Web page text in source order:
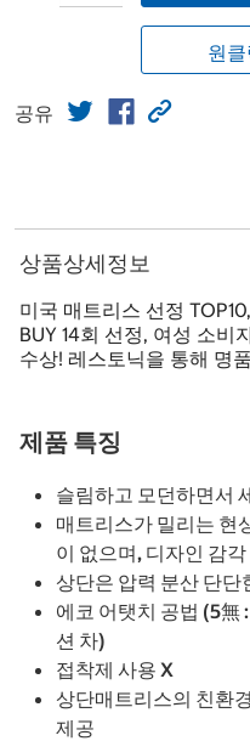
원
공유
상품상세정보
미국 매트리스 선정
BUY 14회 선정, 여성 소비
수상! 레스토닉을 통해 명
제품 특징
슬림하고 모던하면서
매트리스가 밀리는 현
이 없으며, 디자인 감각
상단은 압력 분산 단단
에코 어탯치 공법 (5
션 차)
접착제 사용 X
상단매트리스의 친환
제공